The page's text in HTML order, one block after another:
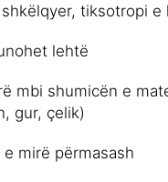
tiksotropi e
lehtë
mbi shumicën e
gur, çelik)
mirë përmasash